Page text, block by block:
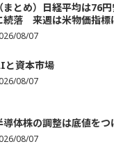
（まとめ）日経平均は76
続落 来週は米物価指標
08/07
と資本市場
08/07
導体株の調整は底値をつ
08/07